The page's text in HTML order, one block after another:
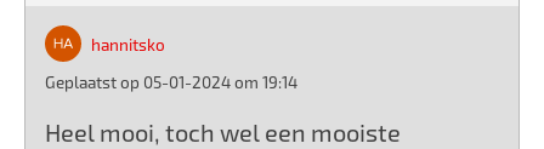
hannitsko
Geplaatst op 05-01-2024 om 19:14
Heel mooi, toch wel een mooiste